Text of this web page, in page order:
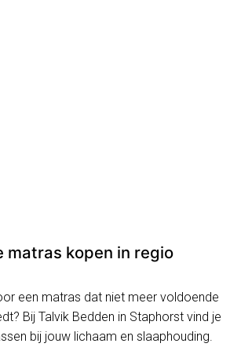
matras kopen in regio
een matras dat niet meer voldoende
Bij Talvik Bedden in Staphorst vind je
bij jouw lichaam en slaaphouding.